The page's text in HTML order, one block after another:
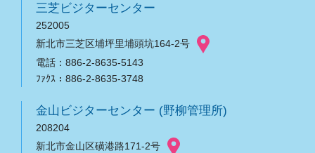
三芝ビジターセンター
252005
新北市三芝区埔坪里埔頭坑164-2号
電話：886-2-8635-5143
ﾌｧｸｽ：886-2-8635-3748
金山ビジターセンター (野柳管理所)
208204
新北市金山区磺港路171-2号